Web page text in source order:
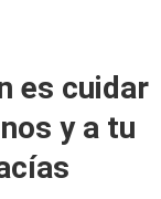
es cuidar
y a tu